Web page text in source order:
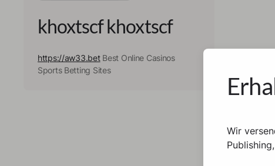
khoxtscf khoxtscf
https://aw33.betBest Online Casinos
Sports Betting Sites
Wir